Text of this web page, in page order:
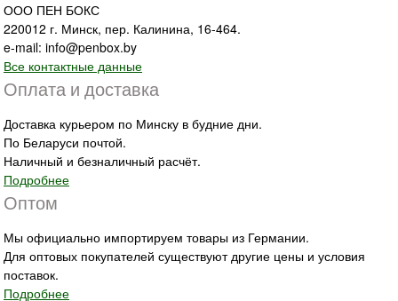
ООО ПЕН БОКС
220012 г. Минск, пер. Калинина, 16-464.
e-mail: info@penbox.by
Все контактные данные
Оплата и доставка
Доставка курьером по Минску в будние дни.
По Беларуси почтой.
Наличный и безналичный расчёт.
Подробнее
Оптом
Мы официально импортируем товары из Германии.
Для оптовых покупателей существуют другие цены и условия
поставок.
Подробнее